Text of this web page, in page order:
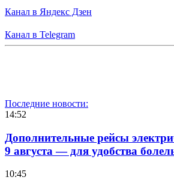
Канал в Яндекс Дзен
Канал в Telegram
Последние новости:
14:52
Дополнительные рейсы
9 августа — для удобства
10:45